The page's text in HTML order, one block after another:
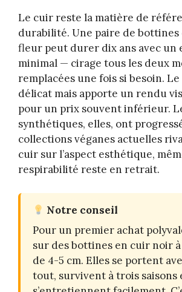
Le cuir reste la matière de
durabilité. Une paire de
fleur peut durer dix ans avec un
minimal — cirage tous les deux
remplacées une fois si besoin.
délicat mais apporte un rendu
pour un prix souvent inférieur.
synthétiques, elles, ont
collections véganes actuelles
cuir sur l’aspect esthétique,
respirabilité reste en retrait.
Notre conseil
Pour un premier achat
sur des bottines en cuir noir
de 4-5 cm. Elles se portent
tout, survivent à trois saisons